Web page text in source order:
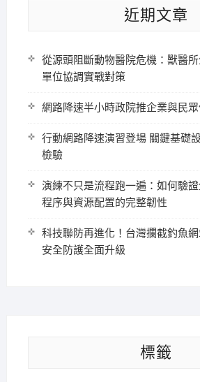
近期文章
從源頭阻斷動物醫院危機：獸醫
單位協調實戰對策
網路降速半小時政院推企業與民
行動網路降速演習登場 關鍵基礎
檢驗
演練不只是流程跑一遍：如何驗
程序與資源配置的完整韌性
科技聯防再進化！台灣攔截釣魚
安全防護全面升級
標籤